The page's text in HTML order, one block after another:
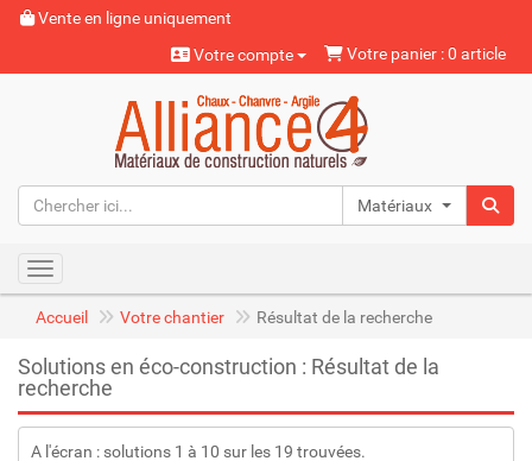
Vente en ligne uniquement
Votre compte
Votre panier : 0 article
Matériaux naturels
Toggle navigation
Accueil Votre chantier Résultat de la recherche
Solutions en éco-construction : Résultat de la
recherche
A l'écran : solutions 1 à 10 sur les 19 trouvées.